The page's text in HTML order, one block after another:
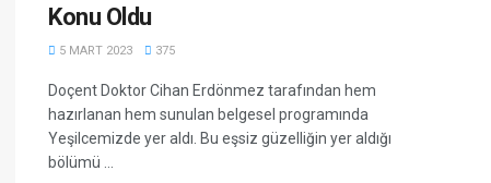
Konu Oldu
5 MART 2023 375
Doçent Doktor Cihan Erdönmez tarafından hem
hazırlanan hem sunulan belgesel programında
Yeşilcemizde yer aldı. Bu eşsiz güzelliğin yer aldığı
bölümü ...